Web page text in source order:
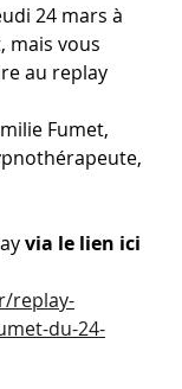
24 mars à
mais vous
au replay
Fumet,
via le lien ici
replay-
du-24-